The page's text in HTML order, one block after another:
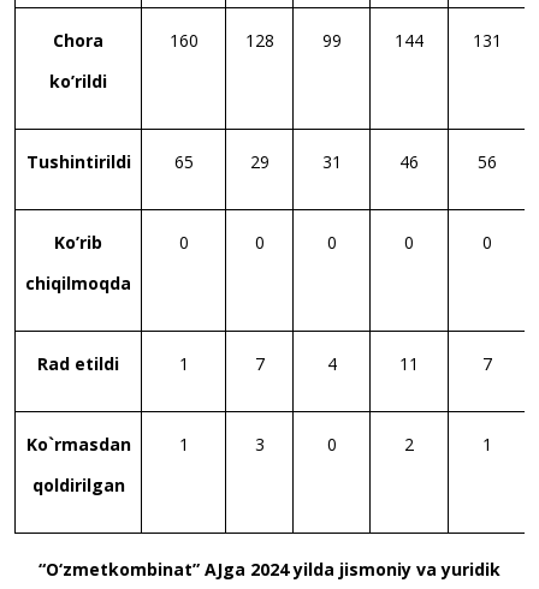
Chora
ko’rildi
160 128 99 144 131
Tushintirildi 65 29 31 46 56
Ko’rib
chiqilmoqda
0 0 0 0 0
Rad etildi 1 7 4 11 7
Ko`rmasdan
qoldirilgan
1 3 0 2 1
“O‘zmetkombinat” AJga 2024yilda jismoniy va yuridik